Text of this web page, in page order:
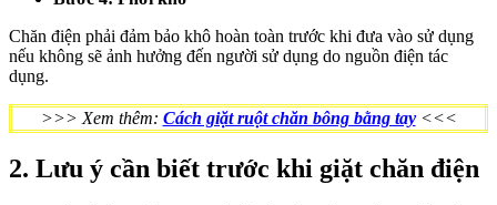
Chăn điện phải đảm bảo khô hoàn toàn trước khi đưa vào sử dụng
nếu không sẽ ảnh hưởng đến người sử dụng do nguồn điện tác
dụng.
>>> Xem thêm: Cách giặt ruột chăn bông bằng tay<<<
2. Lưu ý cần biết trước khi giặt chăn điện